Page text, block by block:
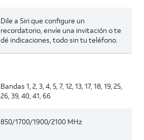
Dile a Siri que configure un
recordatorio, envíe una invitación o te
dé indicaciones, todo sin tu teléfono.
Bandas 1, 2, 3, 4, 5, 7, 12, 13, 17, 18, 19, 25,
26, 39, 40, 41, 66
850/1700/1900/2100 MHz